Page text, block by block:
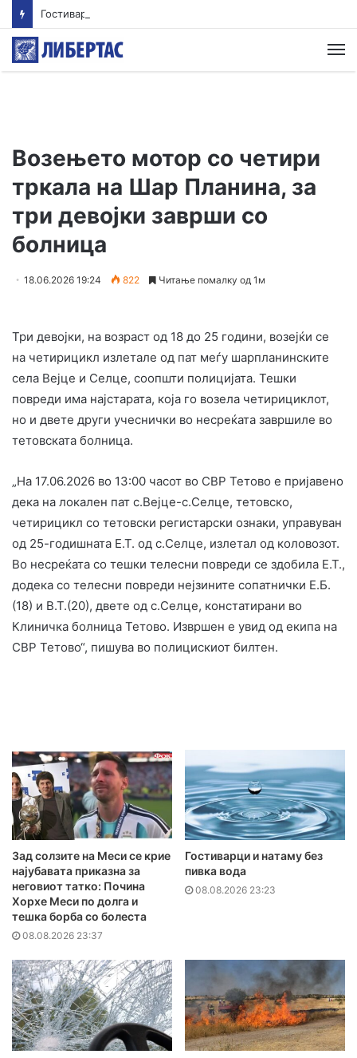
Гостиварци и натаму без пивка вода
Возењето мотор со четири
тркала на Шар Планина, за
три девојки заврши со
болница
18.06.2026 19:24 822 Читање помалку од 1м
Три девојки, на возраст од 18 до 25 години, возејќи се
на четирицикл излетале од пат меѓу шарпланинските
села Вејце и Селце, соопшти полицијата. Тешки
повреди има најстарата, која го возела четирициклот,
но и двете други учеснички во несреќата завршиле во
тетовската болница.
„На 17.06.2026 во 13:00 часот во СВР Тетово е пријавено
дека на локален пат с.Вејце-с.Селце, тетовско,
четирицикл со тетовски регистарски ознаки, управуван
од 25-годишната Е.Т. од с.Селце, излетал од коловозот.
Во несреќата со тешки телесни повреди се здобила Е.Т.,
додека со телесни повреди нејзините сопатнички Е.Б.
(18) и В.Т.(20), двете од с.Селце, констатирани во
Клиничка болница Тетово. Извршен е увид од екипа на
СВР Тетово“, пишува во полицискиот билтен.
Зад солзите на Меси се крие
најубавата приказна за
неговиот татко: Почина
Хорхе Меси по долга и
тешка борба со болеста
08.08.2026 23:37
Гостиварци и натаму без
пивка вода
08.08.2026 23:23